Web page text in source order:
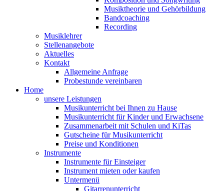
Musiktheorie und Gehörbildung
Bandcoaching
Recording
Musiklehrer
Stellenangebote
Aktuelles
Kontakt
Allgemeine Anfrage
Probestunde vereinbaren
Home
unsere Leistungen
Musikunterricht bei Ihnen zu Hause
Musikunterricht für Kinder und Erwachsene
Zusammenarbeit mit Schulen und KiTas
Gutscheine für Musikunterricht
Preise und Konditionen
Instrumente
Instrumente für Einsteiger
Instrument mieten oder kaufen
Untermenü
Gitarrenunterricht